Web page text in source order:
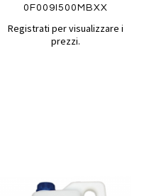
0F009I500MBXX
Registrati per visualizzare i
prezzi.
Aggiungi